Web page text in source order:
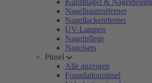
Kunstnägel & Nageldesign
Nagelhautentferner
Nagellackentferner
UV-Lampen
Nagelpflege
Nagelsets
Pinsel
Alle anzeigen
Foundationpinsel